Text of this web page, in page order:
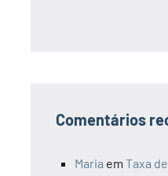
Comentários
Maria em Taxa